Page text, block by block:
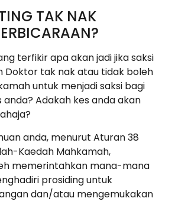
TAK NAK
terfikir apa akan jadi jika saksi
Doktor tak nak atau tidak boleh
untuk menjadi saksi bagi
Adakah kes anda akan
anda, menurut Aturan 38
Kaedah Mahkamah,
memerintahkan mana-mana
prosiding untuk
dan/atau mengemukakan